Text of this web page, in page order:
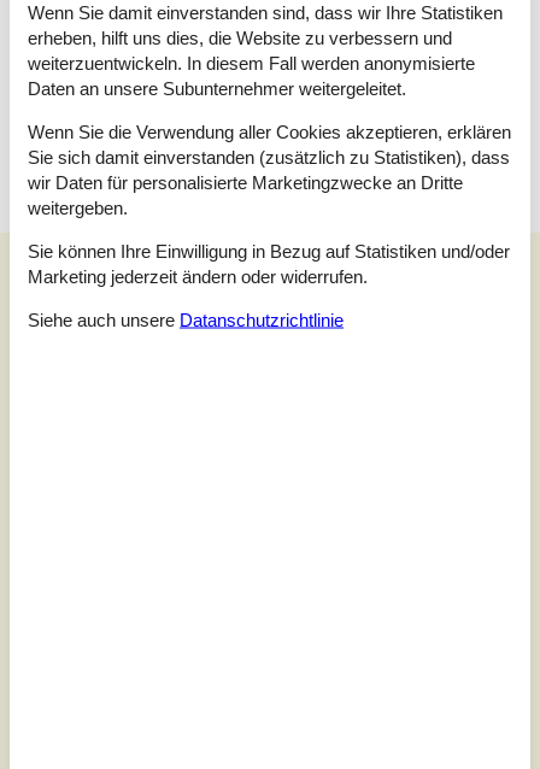
Badezimmer
WC mit warmem und kaltem Wasser, Dusche
Terrasse
Teilweise überdachte Terrasse
Unsere Gästebewertungen
Wenn Sie damit einverstanden sind, dass wir Ihre Statistiken
erheben, hilft uns dies, die Website zu verbessern und
weiterzuentwickeln. In diesem Fall werden anonymisierte
Daten an unsere Subunternehmer weitergeleitet.
Wenn Sie die Verwendung aller Cookies akzeptieren, erklären
Sie sich damit einverstanden (zusätzlich zu Statistiken), dass
wir Daten für personalisierte Marketingzwecke an Dritte
weitergeben.
Sie können Ihre Einwilligung in Bezug auf Statistiken und/oder
Marketing jederzeit ändern oder widerrufen.
Siehe auch unsere Datanschutzrichtlinie